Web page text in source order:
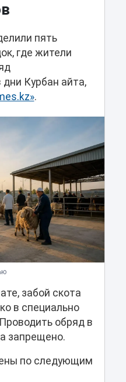
пять
где жители
Курбан айта,
.
забой скота
в специально
обряд в
запрещено.
по следующим